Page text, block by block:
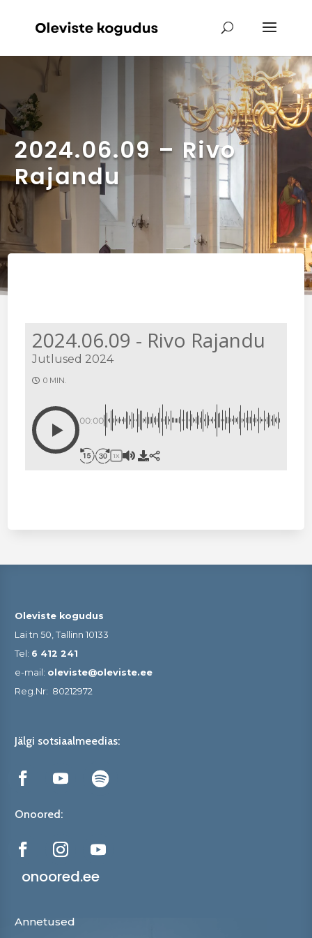
2024.06.09 – Rivo
Rajandu
2024.06.09 - Rivo Rajandu
Jutlused 2024
0 MIN.
00:00
1X
Oleviste kogudus
Lai tn 50, Tallinn 10133
Tel: 6 412 241
e-mail: oleviste@oleviste.ee
Reg.Nr: 80212972
Jälgi sotsiaalmeedias:
Onoored:
onoored.ee
Annetused